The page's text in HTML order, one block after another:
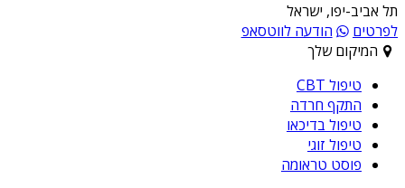
תל אביב-יפו, ישראל
לפרטים
הודעה לווטסאפ
המיקום שלך
טיפול CBT
התקף חרדה
טיפול בדיכאו
טיפול זוגי
פוסט טראומה